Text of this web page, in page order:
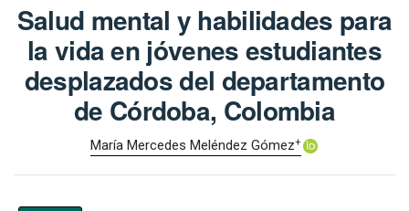
Salud mental y habilidades para
la vida en jóvenes estudiantes
desplazados del departamento
de Córdoba, Colombia
María Mercedes Meléndez Gómez+